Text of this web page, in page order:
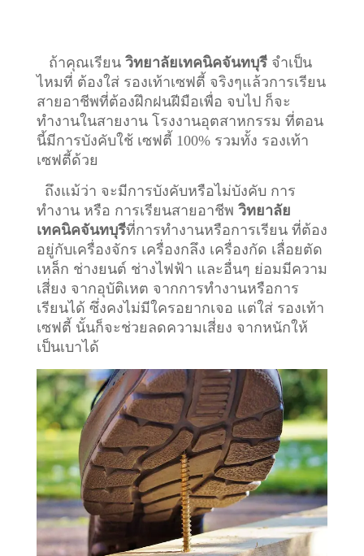
ถ้าคุณเรียน วิทยาลัยเทคนิคจันทบุรีจำเป็น
ไหมที่ ต้องใส่ รองเท้าเซฟตี้ จริงๆแล้วการเรียน
สายอาชีพที่ต้องฝึกฝนฝีมือเพื่อ จบไป ก็จะ
ทำงานในสายงาน โรงงานอุตสาหกรรม ที่ตอน
นี้มีการบังคับใช้ เซฟตี้ 100% รวมทั้ง รองเท้า
เซฟตี้ด้วย
ถึงแม้ว่า จะมีการบังคับหรือไม่บังคับ การ
ทำงาน หรือ การเรียนสายอาชีพ วิทยาลัย
เทคนิคจันทบุรีที่การทำงานหรือการเรียน ที่ต้อง
อยู่กับเครื่องจักร เครื่องกลึง เครื่องกัด เลื่อยตัด
เหล็ก ช่างยนต์ ช่างไฟฟ้า และอื่นๆ ย่อมมีความ
เสี่ยง จากอุบัติเหต จากการทำงานหรือการ
เรียนได้ ซึ่งคงไม่มีใครอยากเจอ แต่ใส่ รองเท้า
เซฟตี้ นั้นก็จะช่วยลดความเสี่ยง จากหนักให้
เป็นเบาได้